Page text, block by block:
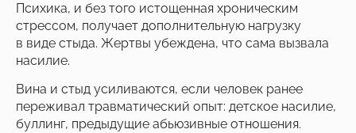
Психика, и без того истощенная хроническим
стрессом, получает дополнительную нагрузку
в виде стыда. Жертвы убеждена, что сама вызвала
насилие.
Вина и стыд усиливаются, если человек ранее
переживал травматический опыт: детское насилие,
буллинг, предыдущие абьюзивные отношения.